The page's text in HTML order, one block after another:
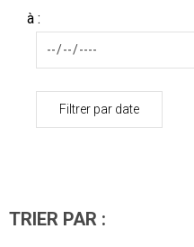
à :
Filtrer par date
TRIER PAR :